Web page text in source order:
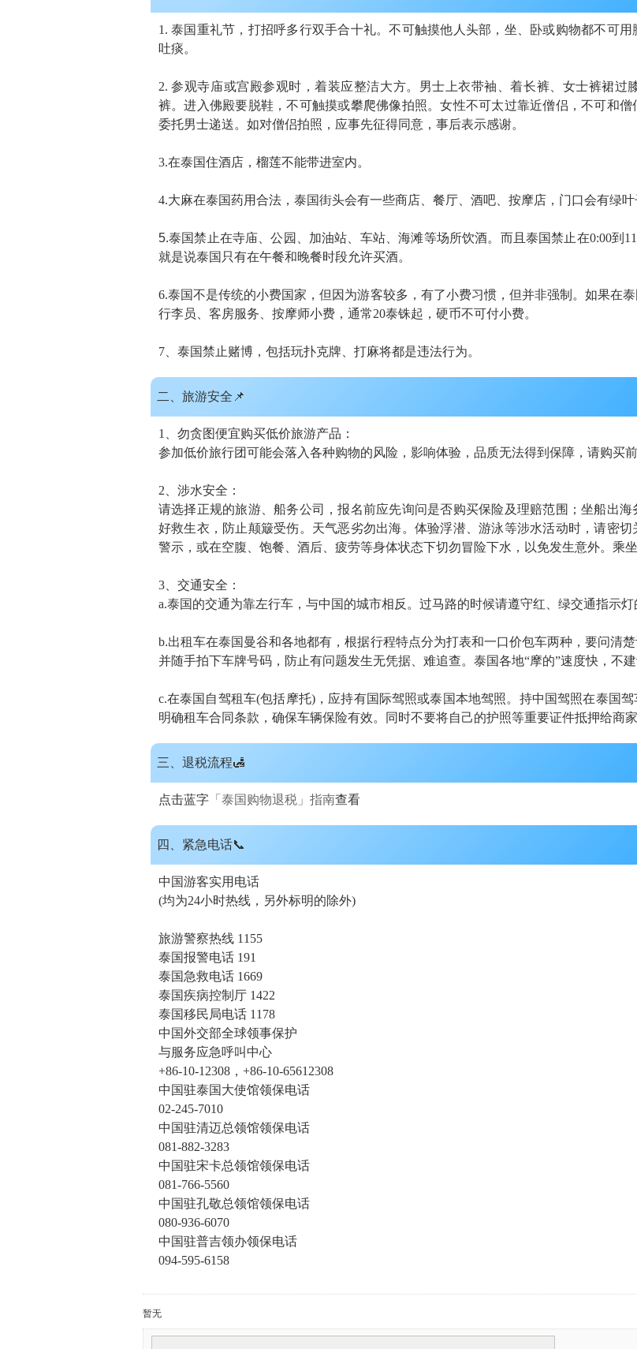
1. 泰国重礼节，打招呼多行双手合十礼。不可触摸他人头部，坐、卧或购物都不可
吐痰。
2. 参观寺庙或宫殿参观时，着装应整洁大方。男士上衣带袖、着长裤、女士裤裙
裤。进入佛殿要脱鞋，不可触摸或攀爬佛像拍照。女性不可太过靠近僧侣，不可和
委托男士递送。如对僧侣拍照，应事先征得同意，事后表示感谢。
3.在泰国住酒店， 榴莲不能带进室内。
4.大麻在泰国药用合法，泰国街头会有一些商店、餐厅、酒吧、按摩店，门口会有绿叶
5.泰国禁止在寺庙、公园、加油站、车站、海滩等场所饮酒。而且泰国禁止在0:00到
就是说泰国只有在午餐和晚餐时段允许买酒。
6.泰国不是传统的小费国家，但因为游客较多，有了小费习惯，但并非强制。如果在
行李员、客房服务、按摩师小费，通常20泰铢起，硬币不可付小费。
7、泰国禁止赌博，包括玩扑克牌、打麻将都是违法行为。
二、旅游安全 📌
1、 勿贪图便宜购买低价旅游产品 ：
参加低价旅行团可能会落入各种购物的风险，影响体验，品质无法得到保障，请购买
2、 涉水安全 ：
请选择正规的旅游、船务公司
，报名前应先询问是否购买保险及理赔范围；坐船出
好救生衣，防止颠簸受伤。天气恶劣勿出海。体验浮潜、游泳等涉水活动时，请密
警示，或在空腹、饱餐、酒后、疲劳等身体状态下切勿冒险下水，以免发生意外。 乘
3、 交通安全 ：
a.泰国的交通为靠左行车，与中国的城市相反。过马路的时候请遵守红、绿交通指示灯
b.出租车在泰国曼谷和各地都有，根据行程特点分为打表和一口价包车两种，要问清
并随手拍下车牌号码，防止有问题发生无凭据、难追查。泰国各地“摩的”速度快，不
c.在泰国 自驾租车(包括摩托)，应持有国际驾照或泰国本地驾照。持中国驾照在泰国
明确租车合同条款，确保车辆保险有效。同时不要将自己的护照等重要证件抵押给商
三、退税流程🛃
点击蓝字「泰国购物退税」指南查看
四、紧急电话📞
中国游客实用电话
(均为24小时热线，另外标明的除外)
旅游警察热线 1155
泰国报警电话 191
泰国急救电话 1669
泰国疾病控制厅 1422
泰国移民局电话 1178
中国外交部全球领事保护
与服务应急呼叫中心
+86-10-12308，+86-10-65612308
中国驻泰国大使馆领保电话
02-245-7010
中国驻清迈总领馆领保电话
081-882-3283
中国驻宋卡总领馆领保电话
081-766-5560
中国驻孔敬总领馆领保电话
080-936-6070
中国驻普吉领办领保电话
094-595-6158
暂无